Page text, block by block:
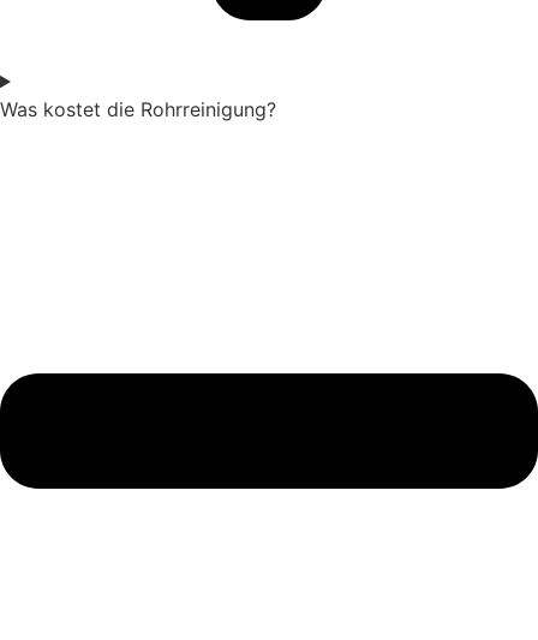
Was kostet die Rohrreinigung?